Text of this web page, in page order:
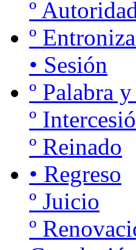
º
º
• Sesión
º Palabra
º
º Reinado
• Regreso
º Juicio
º